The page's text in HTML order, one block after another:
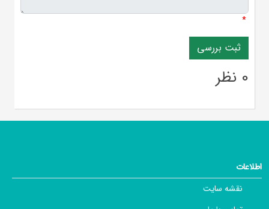
*
0 نظر
اطلاعات
نقشه سایت